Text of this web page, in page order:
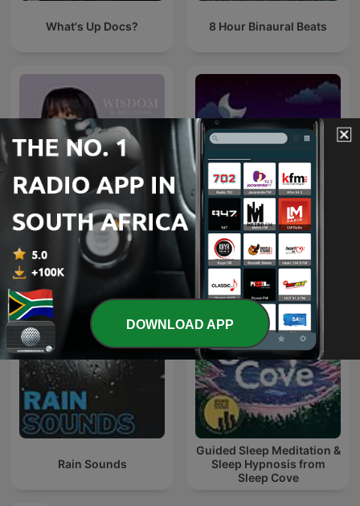
What's Up Docs? 8 Hour Binaural Beats
Wisdom & Wellness with
Mpoomy Ledwaba
Sleep Sounds
Rain Sounds
Guided Sleep Meditation &
Sleep Hypnosis from
Sleep Cove
DOWNLOAD APP